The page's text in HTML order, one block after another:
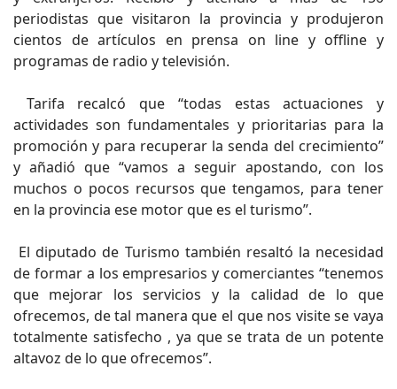
periodistas que visitaron la provincia y produjeron
cientos de artículos en prensa on line y offline y
programas de radio y televisión.
Tarifa recalcó que “todas estas actuaciones y
actividades son fundamentales y prioritarias para la
promoción y para recuperar la senda del crecimiento”
y añadió que “vamos a seguir apostando, con los
muchos o pocos recursos que tengamos, para tener
en la provincia ese motor que es el turismo”.
El diputado de Turismo también resaltó la necesidad
de formar a los empresarios y comerciantes “tenemos
que mejorar los servicios y la calidad de lo que
ofrecemos, de tal manera que el que nos visite se vaya
totalmente satisfecho , ya que se trata de un potente
altavoz de lo que ofrecemos”.